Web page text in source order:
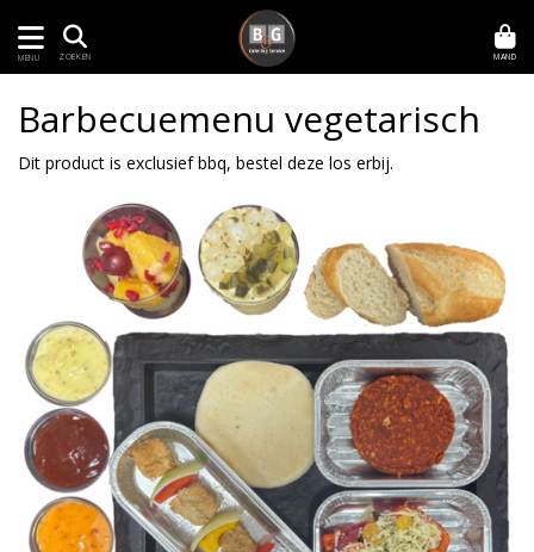
MENU ZOEKEN MAND
Barbecuemenu vegetarisch
Dit product is exclusief bbq, bestel deze los erbij.